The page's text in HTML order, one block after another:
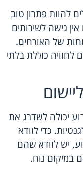
להוות פתרון טוב
גישה לשירותים
של האורחים.
לחוויה כוללת בלתי
יכולה לשדרג את
כדי לוודא
יש לוודא שהם
במיקום נוח.